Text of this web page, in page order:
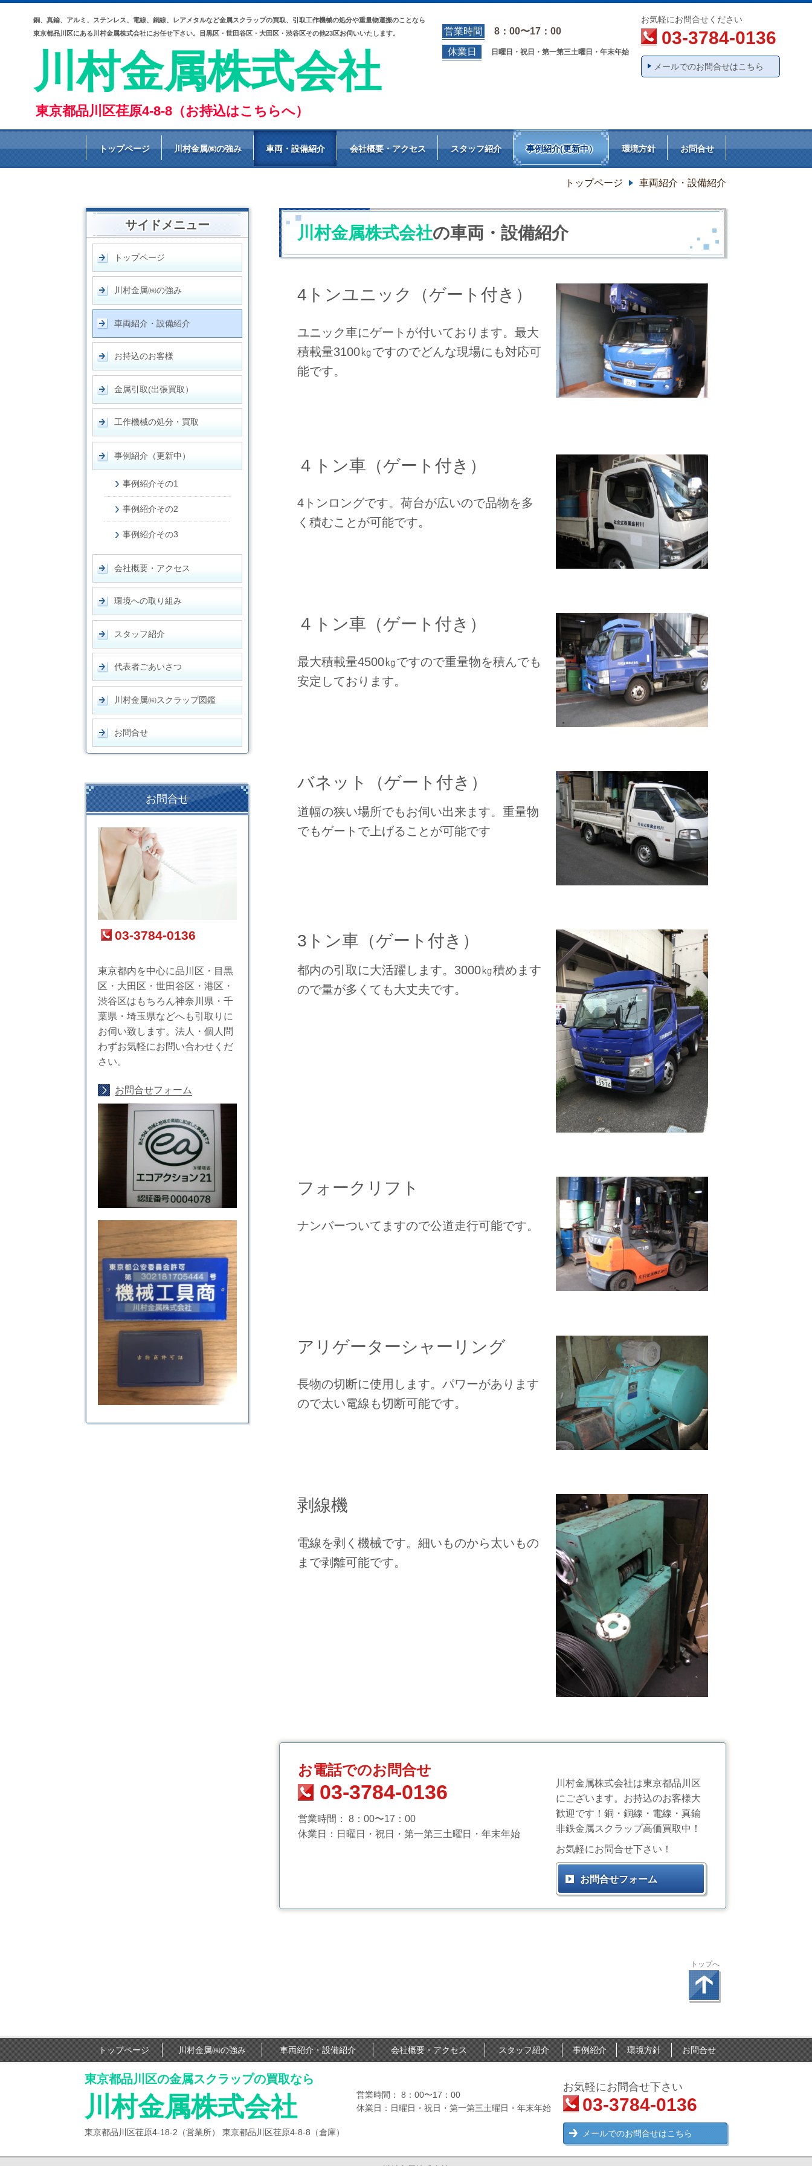
銅、真鍮、アルミ、ステンレス、電線、銅線、レアメタルなど金属スクラップの買取、引取工作機械の処分や重量物運搬のことなら
東京都品川区にある川村金属株式会社にお任せ下さい。目黒区・世田谷区・大田区・渋谷区その他23区お伺いいたします。
川村金属株式会社
東京都品川区荏原4-8-8（お持込はこちらへ）
営業時間
8：00〜17：00
休業日
日曜日・祝日・第一第三土曜日・年末年始
お気軽にお問合せください
03-3784-0136
メールでのお問合せはこちら
トップページ 川村金属㈱の強み 車両・設備紹介 会社概要・アクセス スタッフ紹介 事例紹介(更新中） 環境方針 お問合せ
トップページ 車両紹介・設備紹介
川村金属株式会社の車両・設備紹介
4トンユニック（ゲート付き）
ユニック車にゲートが付いております。最大
積載量3100㎏ですのでどんな現場にも対応可
能です。
４トン車（ゲート付き）
4トンロングです。荷台が広いので品物を多
く積むことが可能です。
４トン車（ゲート付き）
最大積載量4500㎏ですので重量物を積んでも
安定しております。
バネット（ゲート付き）
道幅の狭い場所でもお伺い出来ます。重量物
でもゲートで上げることが可能です
3トン車 （ゲート付き）
都内の引取に大活躍します。3000㎏積めます
ので量が多くても大丈夫です。
フォークリフト
ナンバーついてますので公道走行可能です。
アリゲーターシャーリング
長物の切断に使用します。パワーがあります
ので太い電線も切断可能です。
剥線機
電線を剥く機械です。細いものから太いもの
まで剥離可能です。
川村金属株式会社は東京都品川区
にございます。お持込のお客様大
歓迎です！銅・銅線・電線・真鍮
非鉄金属スクラップ高価買取中！
お気軽にお問合せ下さい！
お問合せフォーム
お電話でのお問合せ
03-3784-0136
営業時間：
8：00〜17：00
休業日：日曜日・祝日・第一第三土曜日・年末年始
トップへ
サイドメニュー
トップページ
川村金属㈱の強み
車両紹介・設備紹介
お持込のお客様
金属引取(出張買取）
工作機械の処分・買取
事例紹介（更新中）
事例紹介その1
事例紹介その2
事例紹介その3
会社概要・アクセス
環境への取り組み
スタッフ紹介
代表者ごあいさつ
川村金属㈱スクラップ図鑑
お問合せ
お問合せ
03-3784-0136
東京都内を中心に品川区・目黒
区・大田区・世田谷区・港区・
渋谷区はもちろん神奈川県・千
葉県・埼玉県などへも引取りに
お伺い致します。法人・個人問
わずお気軽にお問い合わせくだ
さい。
お問合せフォーム
トップページ 川村金属㈱の強み 車両紹介・設備紹介 会社概要・アクセス スタッフ紹介 事例紹介 環境方針 お問合せ
東京都品川区の金属スクラップの買取なら
川村金属株式会社
東京都品川区荏原4-18-2（営業所） 東京都品川区荏原4-8-8（倉庫）
営業時間： 8：00〜17：00
休業日： 日曜日・祝日・第一第三土曜日・年末年始
お気軽にお問合せ下さい
03-3784-0136
メールでのお問合せはこちら